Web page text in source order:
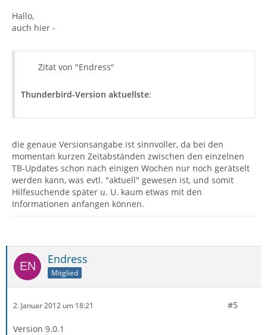
Hallo,
auch hier -
Zitat von "Endress"
Thunderbird-Version aktuellste:
die genaue Versionsangabe ist sinnvoller, da bei den
momentan kurzen Zeitabständen zwischen den einzelnen
TB-Updates schon nach einigen Wochen nur noch gerätselt
werden kann, was evtl. "aktuell" gewesen ist, und somit
Hilfesuchende später u. U. kaum etwas mit den
Informationen anfangen können.
Endress
Mitglied
2. Januar 2012 um 18:21 #5
Version 9.0.1